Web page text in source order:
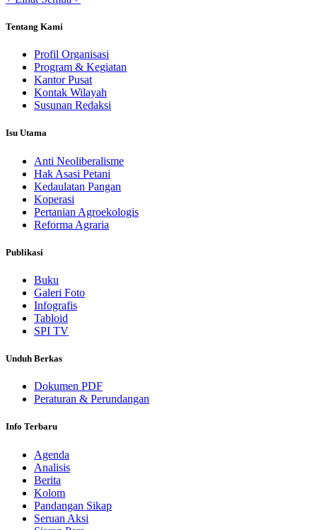
Tentang Kami
Profil Organisasi
Program & Kegiatan
Kantor Pusat
Kontak Wilayah
Susunan Redaksi
Isu Utama
Anti Neoliberalisme
Hak Asasi Petani
Kedaulatan Pangan
Koperasi
Pertanian Agroekologis
Reforma Agraria
Publikasi
Buku
Galeri Foto
Infografis
Tabloid
SPI TV
Unduh Berkas
Dokumen PDF
Peraturan & Perundangan
Info Terbaru
Agenda
Analisis
Berita
Kolom
Pandangan Sikap
Seruan Aksi